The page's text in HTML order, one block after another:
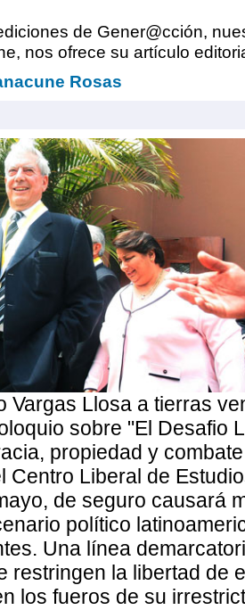
de Gener@cción,
nos ofrece su artículo
Rosas
Vargas Llosa a tierras
sobre "El Desafio
propiedad y
Centro Liberal de
de seguro causará
político
Una línea
restringen la libertad de
los fueros de su